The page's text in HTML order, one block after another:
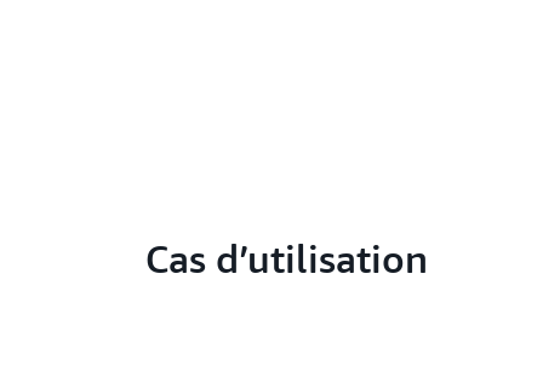
Cas d’utilisation